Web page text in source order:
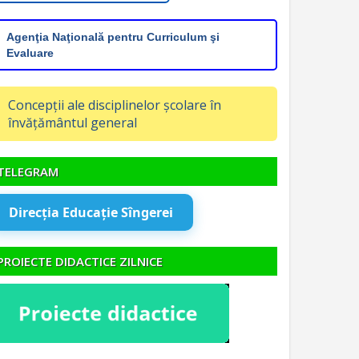
Agenţia Naţională pentru Curriculum şi
Evaluare
Concepții ale disciplinelor școlare în
învățământul general
Direcția Educație Sîngerei
DIDACTICE ZILNICE